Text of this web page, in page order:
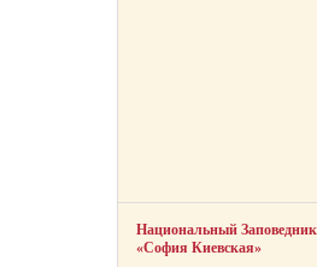
Национальный Заповедник
«София Киевская»